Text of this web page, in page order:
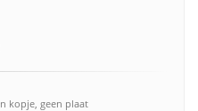
kopje, geen plaat